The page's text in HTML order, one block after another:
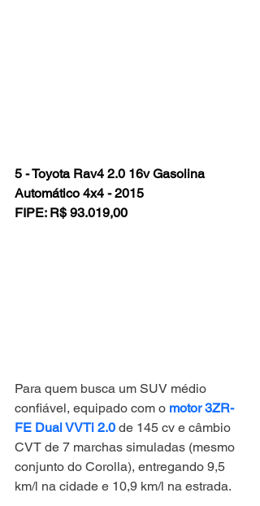
5 - Toyota Rav4 2.0 16v Gasolina
Automático 4x4 - 2015
FIPE: R$ 93.019,00
Para quem busca um SUV médio
confiável, equipado com o motor 3ZR-
FE Dual VVTi 2.0 de 145 cv e câmbio
CVT de 7 marchas simuladas (mesmo
conjunto do Corolla), entregando 9,5
km/l na cidade e 10,9 km/l na estrada.